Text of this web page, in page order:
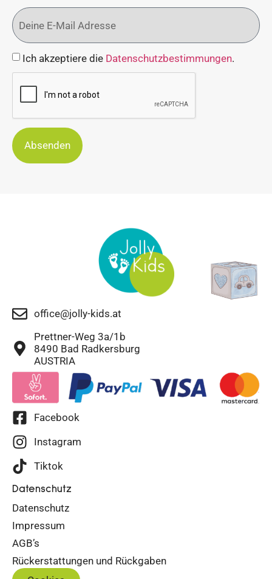
Ich akzeptiere die Datenschutzbestimmungen.
Absenden
office@jolly-kids.at
Prettner-Weg 3a/1b
8490 Bad Radkersburg
AUSTRIA
Facebook
Instagram
Tiktok
Datenschutz
Datenschutz
Impressum
AGB’s
Rückerstattungen und Rückgaben